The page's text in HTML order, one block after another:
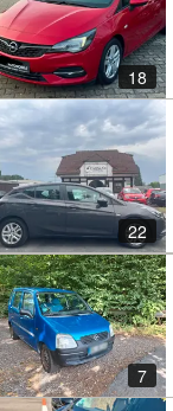
18
22
7